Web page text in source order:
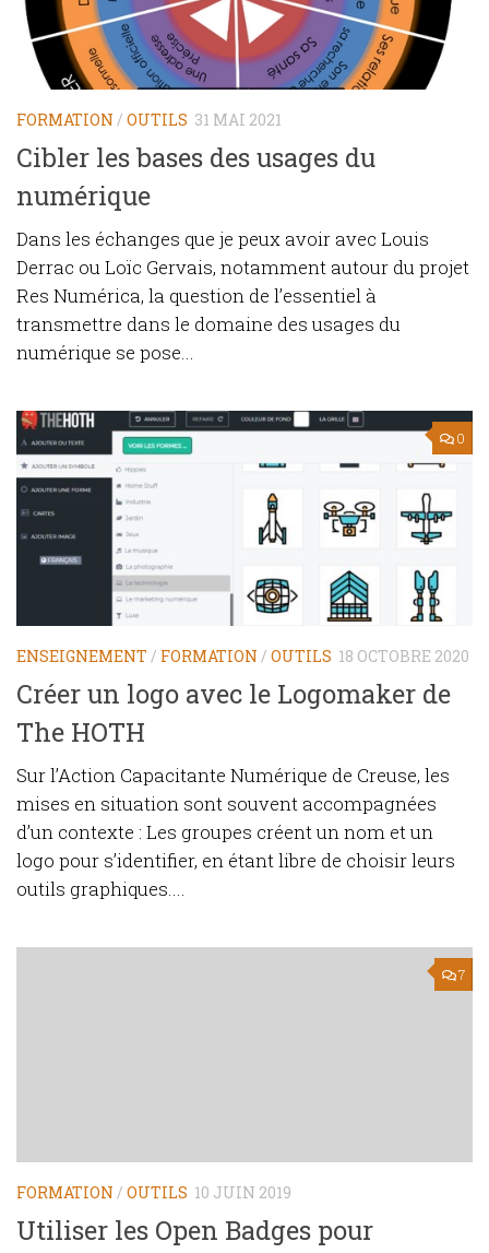
FORMATION / OUTILS 31 MAI 2021
Cibler les bases des usages du
numérique
Dans les échanges que je peux avoir avec Louis
Derrac ou Loïc Gervais, notamment autour du projet
Res Numérica, la question de l’essentiel à
transmettre dans le domaine des usages du
numérique se pose...
0
ENSEIGNEMENT / FORMATION / OUTILS 18 OCTOBRE 2020
Créer un logo avec le Logomaker de
The HOTH
Sur l’Action Capacitante Numérique de Creuse, les
mises en situation sont souvent accompagnées
d’un contexte : Les groupes créent un nom et un
logo pour s’identifier, en étant libre de choisir leurs
outils graphiques....
7
FORMATION / OUTILS 10 JUIN 2019
Utiliser les Open Badges pour